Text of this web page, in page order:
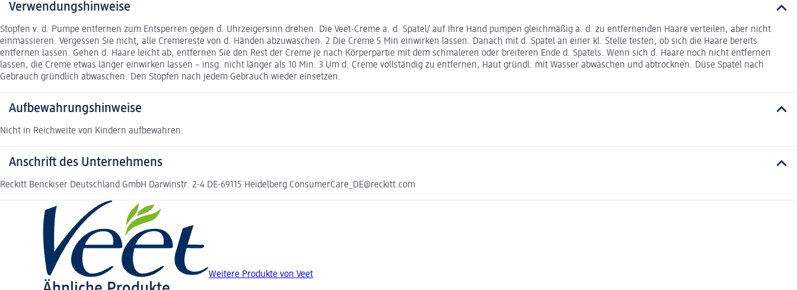
Verwendungshinweise
Stopfen v. d. Pumpe entfernen zum Entsperren gegen d. Uhrzeigersinn drehen. Die Veet-Creme a. d. Spatel/ auf Ihre Hand pumpen gleichmäßig a. d. zu entfernenden Haare verteilen, aber nicht
einmassieren. Vergessen Sie nicht, alle Cremereste von d. Händen abzuwaschen. 2 Die Creme 5 Min einwirken lassen. Danach mit d. Spatel an einer kl. Stelle testen, ob sich die Haare bereits
entfernen lassen. Gehen d. Haare leicht ab, entfernen Sie den Rest der Creme je nach Körperpartie mit dem schmaleren oder breiteren Ende d. Spatels. Wenn sich d. Haare noch nicht entfernen
lassen, die Creme etwas länger einwirken lassen – insg. nicht länger als 10 Min. 3 Um d. Creme vollständig zu entfernen, Haut gründl. mit Wasser abwaschen und abtrocknen. Düse Spatel nach
Gebrauch gründlich abwaschen. Den Stopfen nach jedem Gebrauch wieder einsetzen.
Aufbewahrungshinweise
Nicht in Reichweite von Kindern aufbewahren.
Anschrift des Unternehmens
Reckitt Benckiser Deutschland GmbH Darwinstr. 2-4 DE-69115 Heidelberg ConsumerCare_DE@reckitt.com
Weitere Produkte von Veet